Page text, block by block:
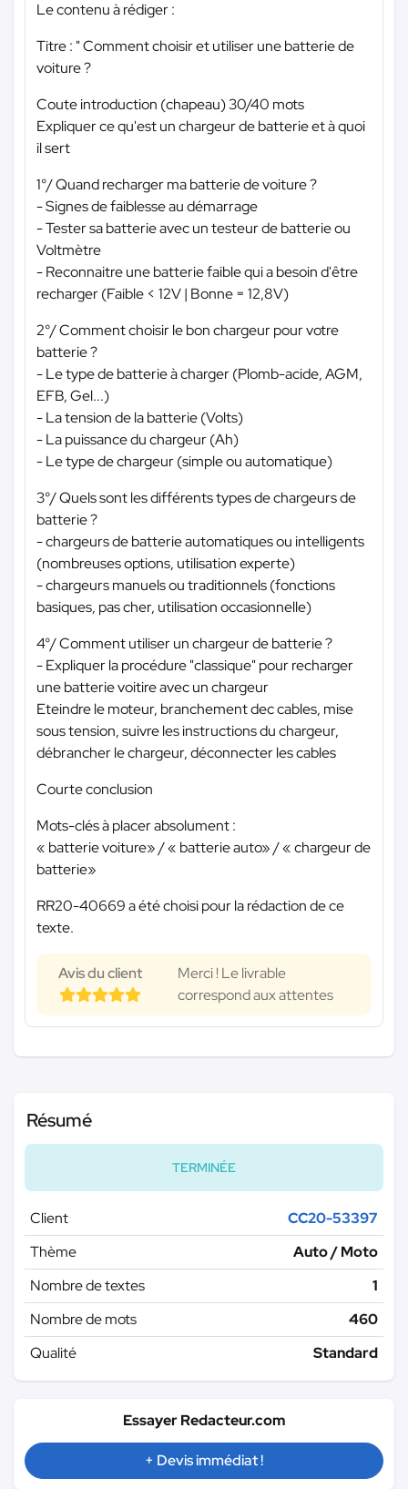
Le contenu à rédiger :
Titre : " Comment choisir et utiliser une batterie de
voiture ?
Coute introduction (chapeau) 30/40 mots
Expliquer ce qu'est un chargeur de batterie et à quoi
il sert
1°/ Quand recharger ma batterie de voiture ?
- Signes de faiblesse au démarrage
- Tester sa batterie avec un testeur de batterie ou
Voltmètre
- Reconnaitre une batterie faible qui a besoin d'être
recharger (Faible < 12V | Bonne = 12,8V)
2°/ Comment choisir le bon chargeur pour votre
batterie ?
- Le type de batterie à charger (Plomb-acide, AGM,
EFB, Gel...)
- La tension de la batterie (Volts)
- La puissance du chargeur (Ah)
- Le type de chargeur (simple ou automatique)
3°/ Quels sont les différents types de chargeurs de
batterie ?
- chargeurs de batterie automatiques ou intelligents
(nombreuses options, utilisation experte)
- chargeurs manuels ou traditionnels (fonctions
basiques, pas cher, utilisation occasionnelle)
4°/ Comment utiliser un chargeur de batterie ?
- Expliquer la procédure "classique" pour recharger
une batterie voitire avec un chargeur
Eteindre le moteur, branchement dec cables, mise
sous tension, suivre les instructions du chargeur,
débrancher le chargeur, déconnecter les cables
Courte conclusion
Mots-clés à placer absolument :
« batterie voiture» / « batterie auto» / « chargeur de
batterie»
RR20-40669 a été choisi pour la rédaction de ce
texte.
Avis du client
Merci ! Le livrable
correspond aux attentes
Résumé
TERMINÉE
Client
CC20-53397
Thème
Auto / Moto
Nombre de textes
1
Nombre de mots
460
Qualité
Standard
Essayer Redacteur.com
+ Devis immédiat !